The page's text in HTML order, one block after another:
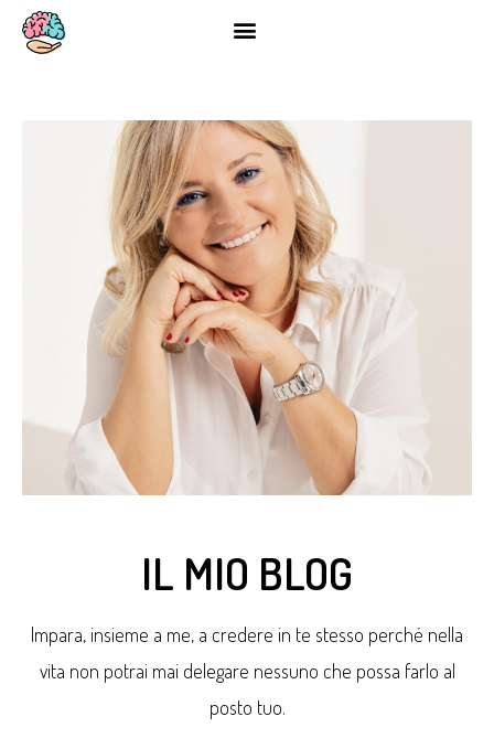
IL MIO BLOG
Impara, insieme a me, a credere in te stesso perché nella
vita non potrai mai delegare nessuno che possa farlo al
posto tuo.